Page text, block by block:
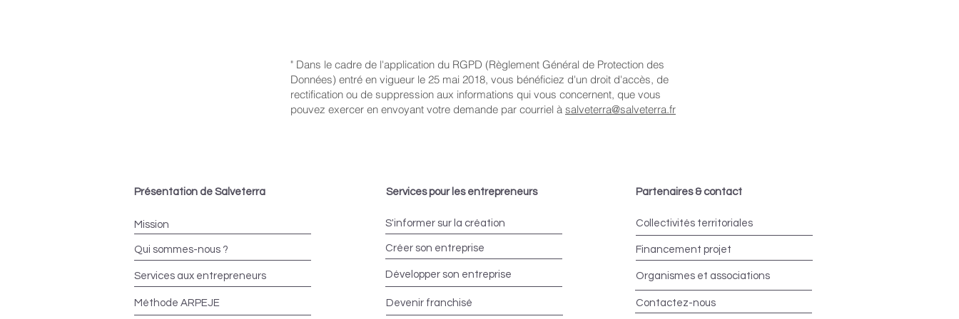
" Dans le cadre de l'application du RGPD (Règlement Général de Protection des
Données) entré en vigueur le 25 mai 2018, vous bénéficiez d'un droit d'accès, de
rectification ou de suppression aux informations qui vous concernent, que vous
pouvez exercer en envoyant votre demande par courriel à salveterra@salveterra.fr
Présentation de Salveterra
Mission
Qui sommes-nous ?
Services aux entrepreneurs
Méthode ARPEJE
Services pour les entrepreneurs
S'informer sur la création
Créer son entreprise
Développer son entreprise
Devenir franchisé
Partenaires & contact
Collectivités territoriales
Financement projet
Organismes et associations
Contactez-nous